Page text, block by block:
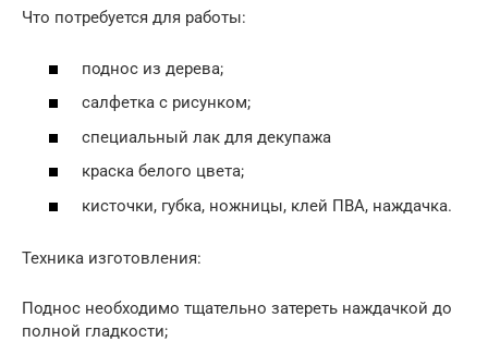
Что потребуется для работы:
поднос из дерева;
салфетка с рисунком;
специальный лак для декупажа
краска белого цвета;
кисточки, губка, ножницы, клей ПВА, наждачка.
Техника изготовления:
Поднос необходимо тщательно затереть наждачкой до
полной гладкости;